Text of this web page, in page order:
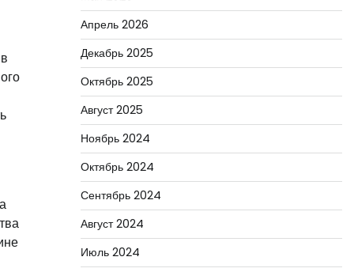
Апрель 2026
Декабрь 2025
Октябрь 2025
Август 2025
Ноябрь 2024
Октябрь 2024
Сентябрь 2024
Август 2024
Июль 2024